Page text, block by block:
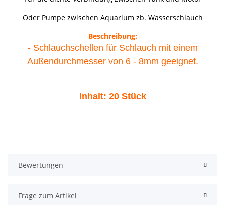
Oder Pumpe zwischen Aquarium zb. Wasserschlauch
Beschreibung:
- Schlauchschellen für Schlauch mit einem
Außendurchmesser von 6 - 8mm geeignet.
Inhalt: 20 Stück
Bewertungen
Frage zum Artikel